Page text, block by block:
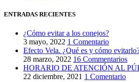
ENTRADAS RECIENTES
¿Cómo evitar a los conejos?
3 mayo, 2022 1 Comentario
Efecto Vela. ¿Qué es y cómo
28 marzo, 2022 16 Commentarios
HORARIO DE ATENCIÓN AL
22 diciembre, 2021 1 Comentario